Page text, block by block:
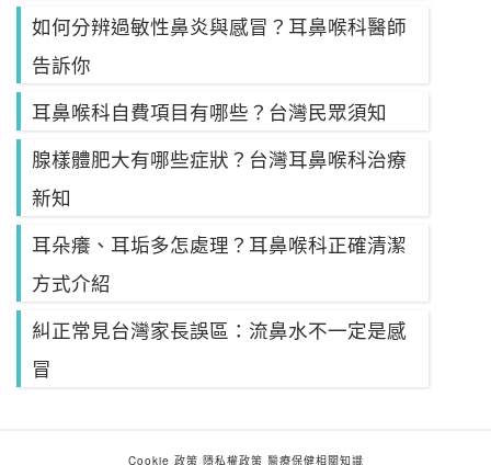
如何分辨過敏性鼻炎與感冒？耳鼻喉科醫師
告訴你
耳鼻喉科自費項目有哪些？台灣民眾須知
腺樣體肥大有哪些症狀？台灣耳鼻喉科治療
新知
耳朵癢、耳垢多怎處理？耳鼻喉科正確清潔
方式介紹
糾正常見台灣家長誤區：流鼻水不一定是感
冒
Cookie 政策 隱私權政策 醫療保健相關知識